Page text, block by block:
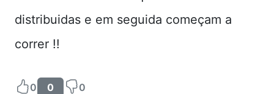
distribuidas e em seguida começam a
correr !!
0 0 0